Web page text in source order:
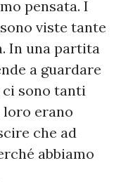
pensata. I
viste tante
In una partita
a guardare
sono tanti
erano
che ad
abbiamo